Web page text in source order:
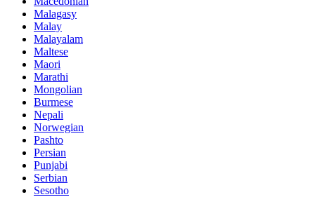
Malagasy
Malay
Malayalam
Maltese
Maori
Marathi
Mongolian
Burmese
Nepali
Norwegian
Pashto
Persian
Punjabi
Serbian
Sesotho